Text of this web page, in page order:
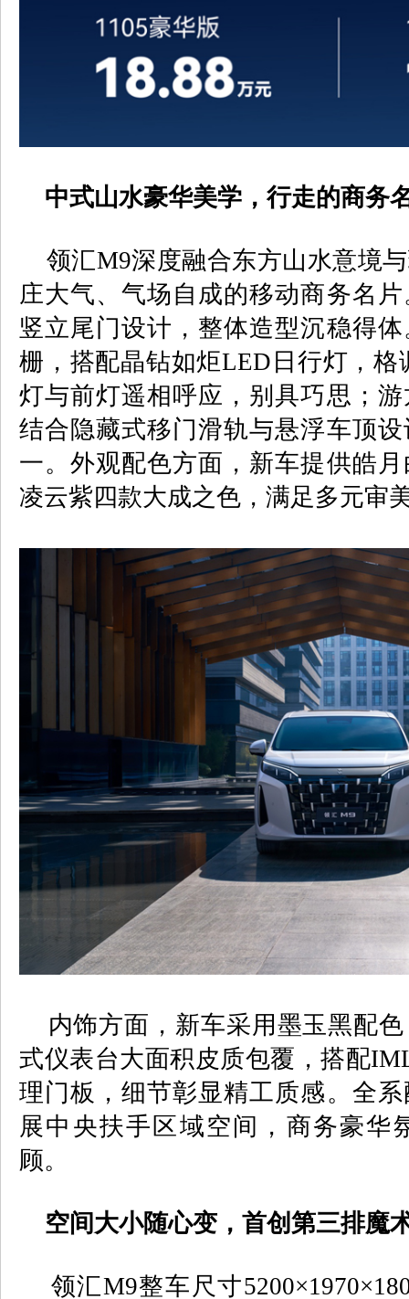
中式山水豪华美学，行走的商务
领汇M9深度融合东方山水意境
庄大气、气场自成的移动商务名
竖立尾门设计，整体造型沉稳得
栅，搭配晶钻如炬LED 日行灯，
灯与前灯遥相呼应，别具巧思；
结合隐藏式移门滑轨与悬浮车顶
一。外观配色方面，新车提供皓
凌云紫四款大成之色，满足多元审
内饰方面，新车采用墨玉黑配色
式仪表台大面积皮质包覆，搭配
理门板，细节彰显精工质感。全
展中央扶手区域空间，商务豪华
顾。
空间大小随心变，首创第三排魔
领汇M9整车尺寸